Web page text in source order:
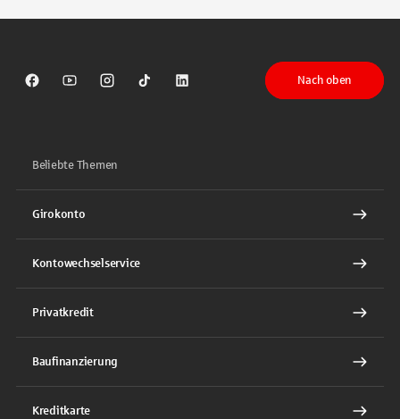
Sparkasse auf Facebook
Sparkasse auf Youtube
Sparkasse auf Instagram
Sparkasse auf TikTok
Sparkasse auf LinkedIn
Nach oben
Beliebte Themen
Girokonto
Kontowechselservice
Privatkredit
Baufinanzierung
Kreditkarte